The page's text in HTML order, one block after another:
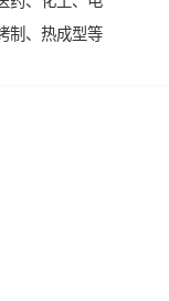
制、热成型等